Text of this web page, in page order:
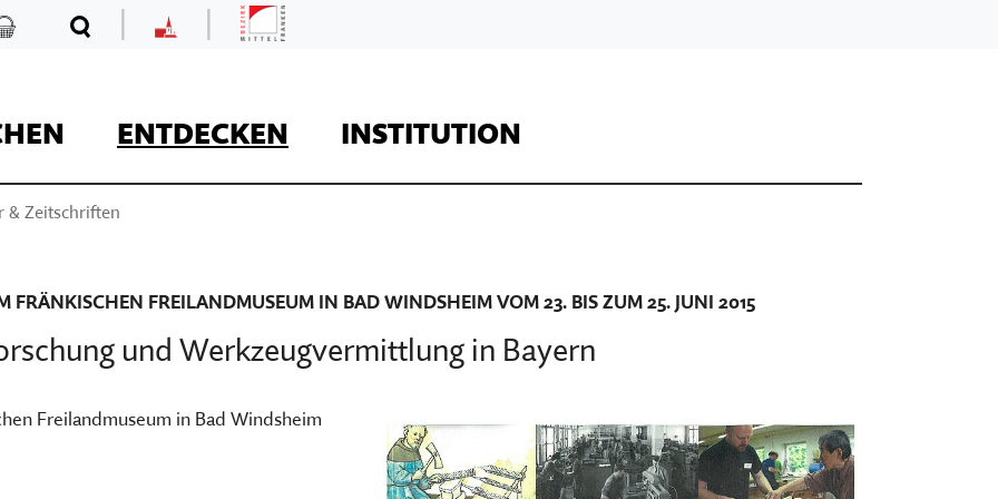
Kaufladen | | Mittelfranken
ENTDECKEN INSTITUTION
Kaufladen
Der Onlineshop des
Orientieren im
Museum
Museum Kirche in Franken
Museumsaufgaben
& Zeitschriften
und Werkzeugvermittlung in Bayern
FRÄNKISCHEN FREILANDMUSEUM IN BAD WINDSHEIM VOM 23. BIS ZUM 25. JUNI 2015
Freilandmuseum in Bad Windsheim